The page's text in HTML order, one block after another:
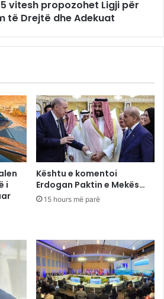
vitesh propozohet Ligji për
të Drejtë dhe Adekuat
i
Kështu e komentoi
Erdogan Paktin e Mekës…
15 hours më parë